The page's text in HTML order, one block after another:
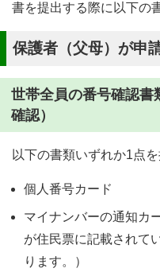
書を提出する際に以下の
保護者（父母）が申
世帯全員の番号確認書
確認）
以下の書類いずれか1点
個人番号カード
マイナンバーの通知カ
が住民票に記載されて
ります。）